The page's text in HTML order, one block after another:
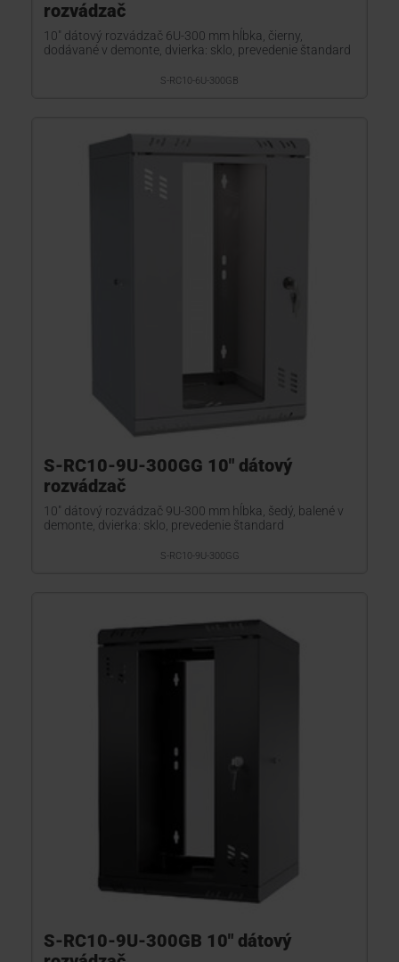
rozvádzač
10" dátový rozvádzač 6U-300 mm hĺbka, čierny,
dodávané v demonte, dvierka: sklo, prevedenie štandard
S-RC10-6U-300GB
S-RC10-9U-300GG 10" dátový
rozvádzač
10" dátový rozvádzač 9U-300 mm hĺbka, šedý, balené v
demonte, dvierka: sklo, prevedenie štandard
S-RC10-9U-300GG
S-RC10-9U-300GB 10" dátový